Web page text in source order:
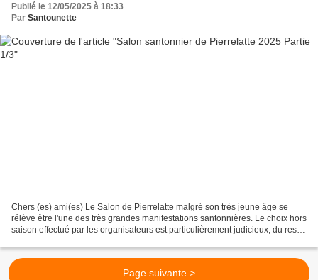
Publié le 12/05/2025 à 18:33
Par Santounette
Chers (es) ami(es) Le Salon de Pierrelatte malgré son très jeune âge se
rélève être l'une des très grandes manifestations santonnières. Le choix hors
saison effectué par les organisateurs est particulièrement judicieux, du reste,
Page suivante >